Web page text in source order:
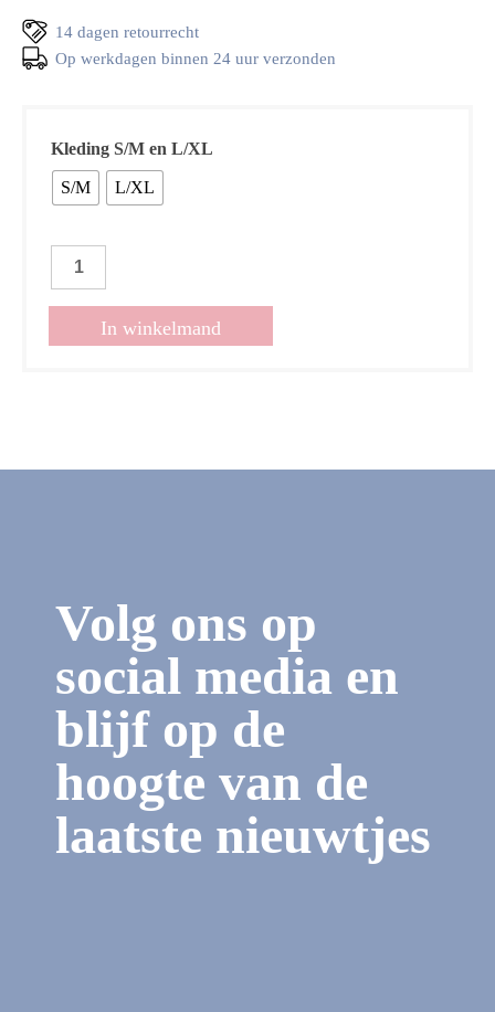
14 dagen retourrecht
Op werkdagen binnen 24 uur verzonden
Kleding S/M en L/XL
S/M L/XL
choco
In winkelmand
Volg ons op
social media en
blijf op de
hoogte van de
laatste nieuwtjes